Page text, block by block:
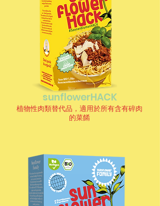
sunflowerHACK
植物性肉類替代品，適用於所有含有碎肉
的菜餚